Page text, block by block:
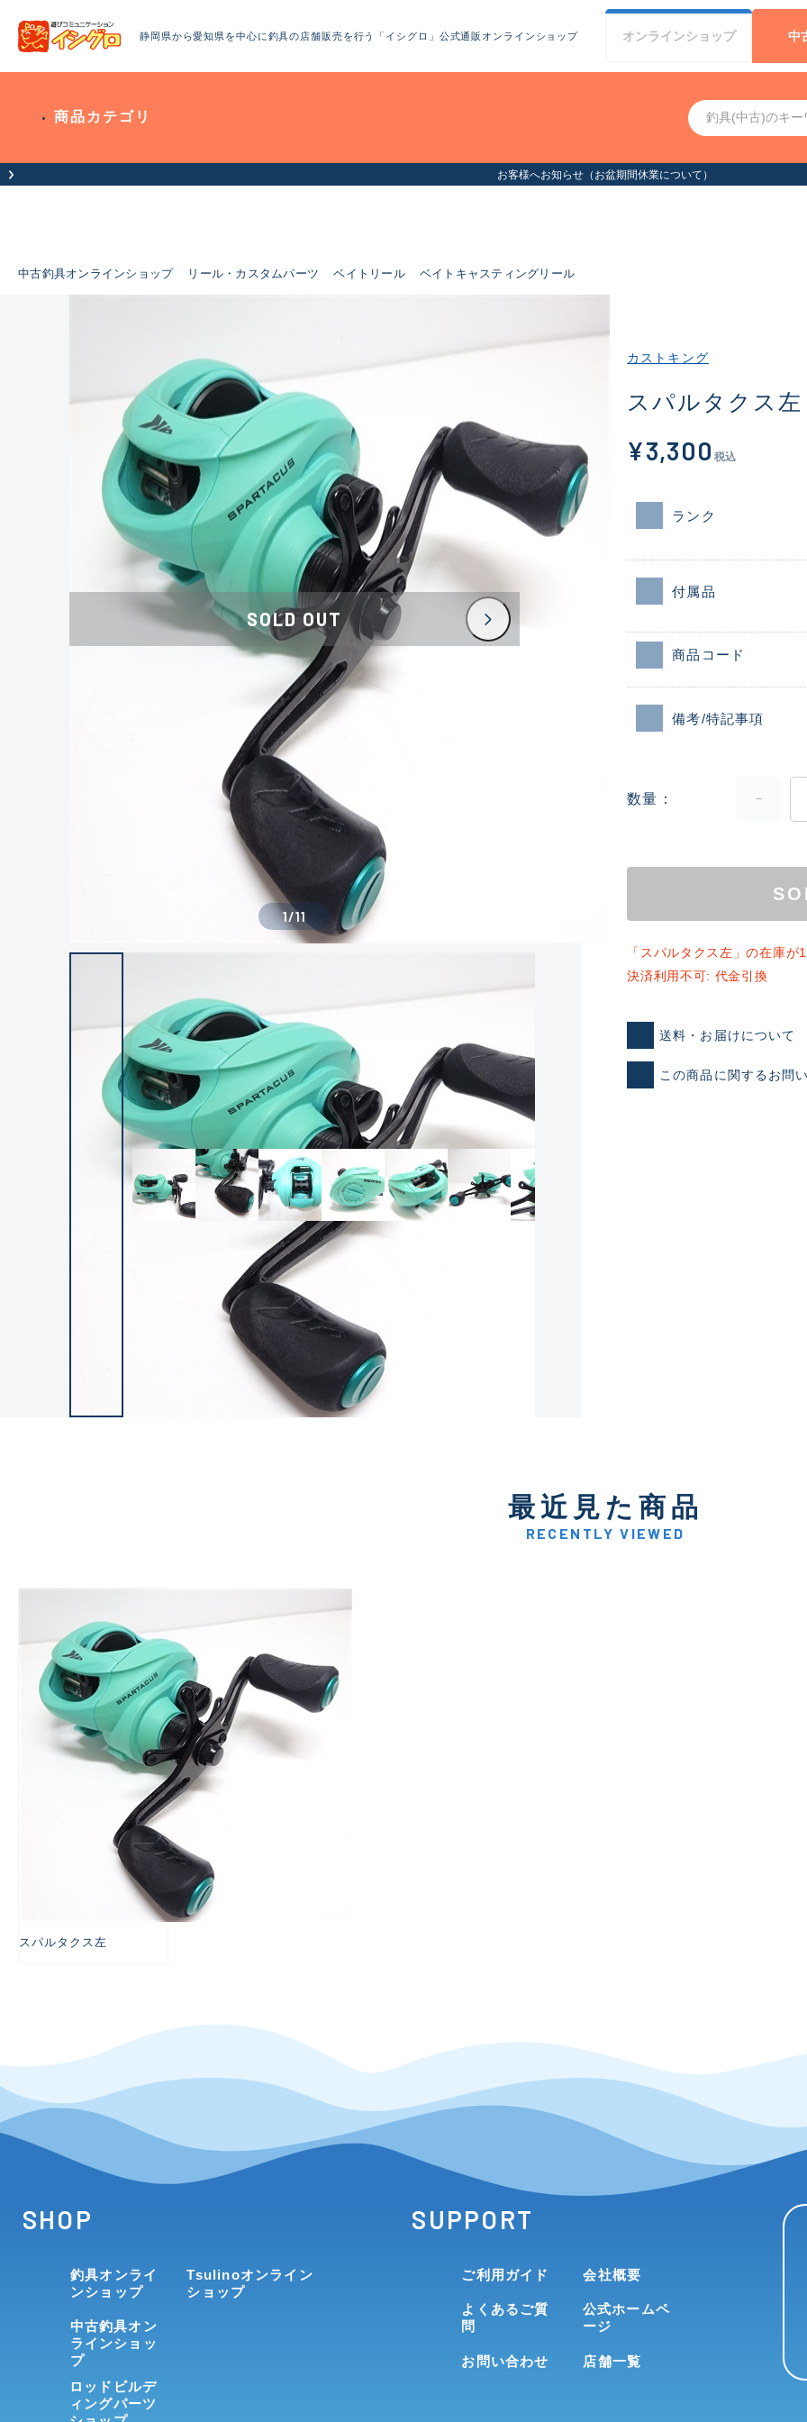
静岡県から愛知県を中心に釣具の店舗販売を行う「イシグロ」公式通販オンラインショップ オンラインショップ 中
商品カテゴリ
お客様へお知らせ（お盆期間休業について）
中古釣具オンラインショップ リール・カスタムパーツ ベイトリール ベイトキャスティングリール
良
新古品（メーカー問屋から
C-
い品
SOLD OUT
1/11
カストキング
スパルタクス左
¥3,300 税込
ランク
付属品
商品コード
備考/特記事項
数量
「スパルタクス左」の在庫が
決済利用不可: 代金引換
送料・お届けについて
この商品に関するお問
最近見た商品
RECENTLY VIEWED
スパルタクス左
SHOP
釣具オンライ
ンショップ
中古釣具オン
ラインショッ
プ
ロッドビルデ
ィングパーツ
Tsulinoオンライン
ショップ
SUPPORT
ご利用ガイド
よくあるご質
問
お問い合わせ
会社概要
公式ホームペ
ージ
店舗一覧